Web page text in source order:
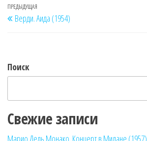
Навигация
по
Предыдущая
запись
ПРЕДЫДУЩАЯ
Верди. Аида (1954)
Поиск
Свежие записи
Марио Дель Монако. Концерт в Милане (1957)